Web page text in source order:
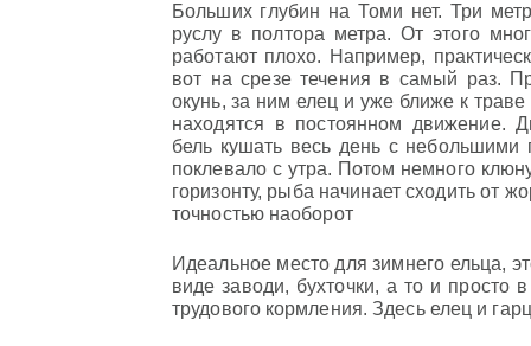
Больших глубин на Томи нет. Три
руслу в полтора метра. От этого
работают плохо. Например,
вот на срезе течения в самый раз.
окунь, за ним елец и уже ближе к
находятся в постоянном движение.
бель кушать весь день с небольшими
поклевало с утра. Потом немного
горизонту, рыба начинает сходить от
точностью наоборот
Идеальное место для зимнего ельца,
виде заводи, бухточки, а то и просто
трудового кормления. Здесь елец и